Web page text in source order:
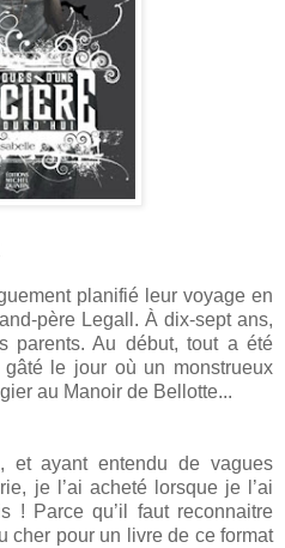
planifié leur voyage en
père Legall. À dix-sept ans,
parents. Au début, tout a été
le jour où un monstrueux
au Manoir de Bellotte...
et ayant entendu de vagues
je l’ai acheté lorsque je l’ai
! Parce qu’il faut reconnaitre
cher pour un livre de ce format